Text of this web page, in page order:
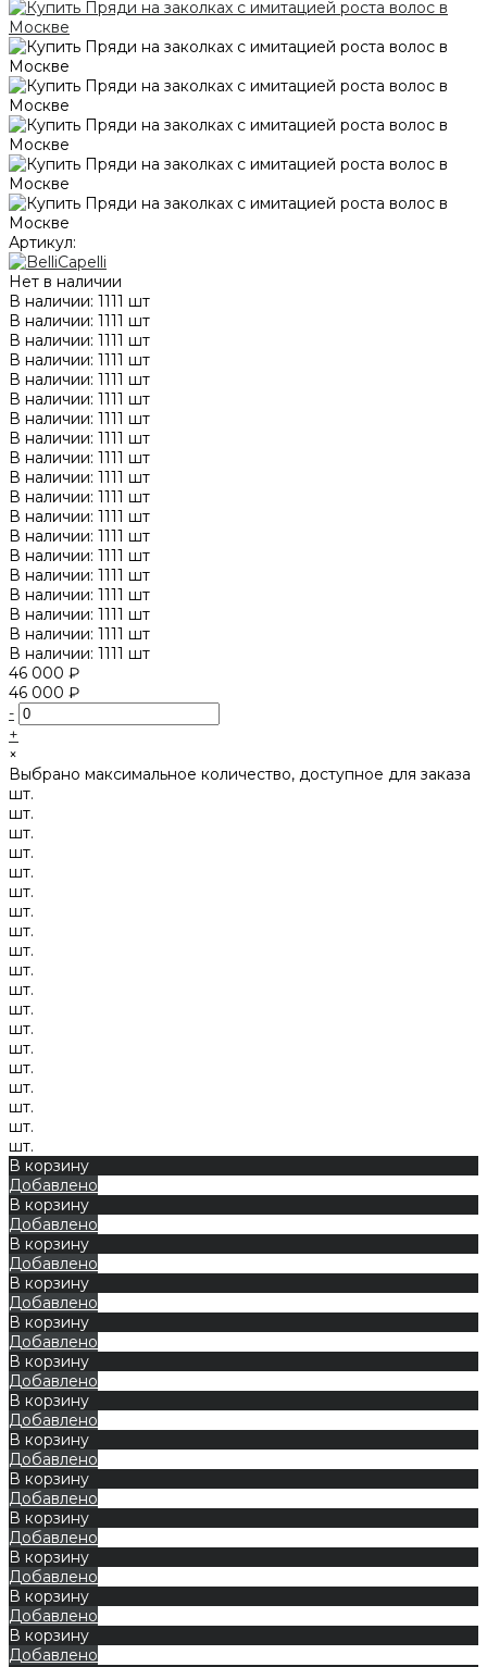
Артикул:
Нет в наличии
В наличии: 1111 шт
В наличии: 1111 шт
В наличии: 1111 шт
В наличии: 1111 шт
В наличии: 1111 шт
В наличии: 1111 шт
В наличии: 1111 шт
В наличии: 1111 шт
В наличии: 1111 шт
В наличии: 1111 шт
В наличии: 1111 шт
В наличии: 1111 шт
В наличии: 1111 шт
В наличии: 1111 шт
В наличии: 1111 шт
В наличии: 1111 шт
В наличии: 1111 шт
В наличии: 1111 шт
В наличии: 1111 шт
46 000 ₽
46 000 ₽
-
+
×
Выбрано максимальное количество, доступное для заказа
шт.
шт.
шт.
шт.
шт.
шт.
шт.
шт.
шт.
шт.
шт.
шт.
шт.
шт.
шт.
шт.
шт.
шт.
шт.
В корзину
Добавлено
В корзину
Добавлено
В корзину
Добавлено
В корзину
Добавлено
В корзину
Добавлено
В корзину
Добавлено
В корзину
Добавлено
В корзину
Добавлено
В корзину
Добавлено
В корзину
Добавлено
В корзину
Добавлено
В корзину
Добавлено
В корзину
Добавлено